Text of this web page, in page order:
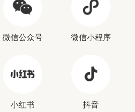
微信公众号 微信小程序
小红书 抖音